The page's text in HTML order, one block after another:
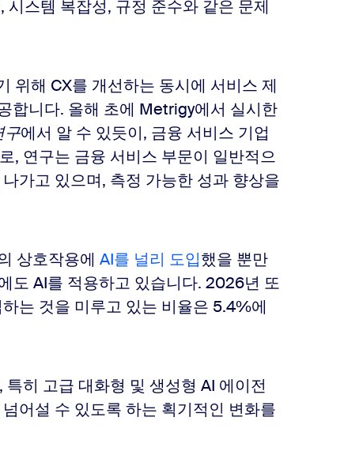
스템 복잡성, 규정 준수와 같은 문제
위해 CX를 개선하는 동시에 서비스 제
합니다. 올해 초에 Metrigy에서 실시한
구에서 알 수 있듯이, 금융 서비스 기업
, 연구는 금융 서비스 부문이 일반적으
가고 있으며, 측정 가능한 성과 향상을
상호작용에 AI를 널리 도입했을 뿐만
도 AI를 적용하고 있습니다. 2026년 또
는 것을 미루고 있는 비율은 5.4%에
히 고급 대화형 및 생성형 AI 에이전
어설 수 있도록 하는 획기적인 변화를